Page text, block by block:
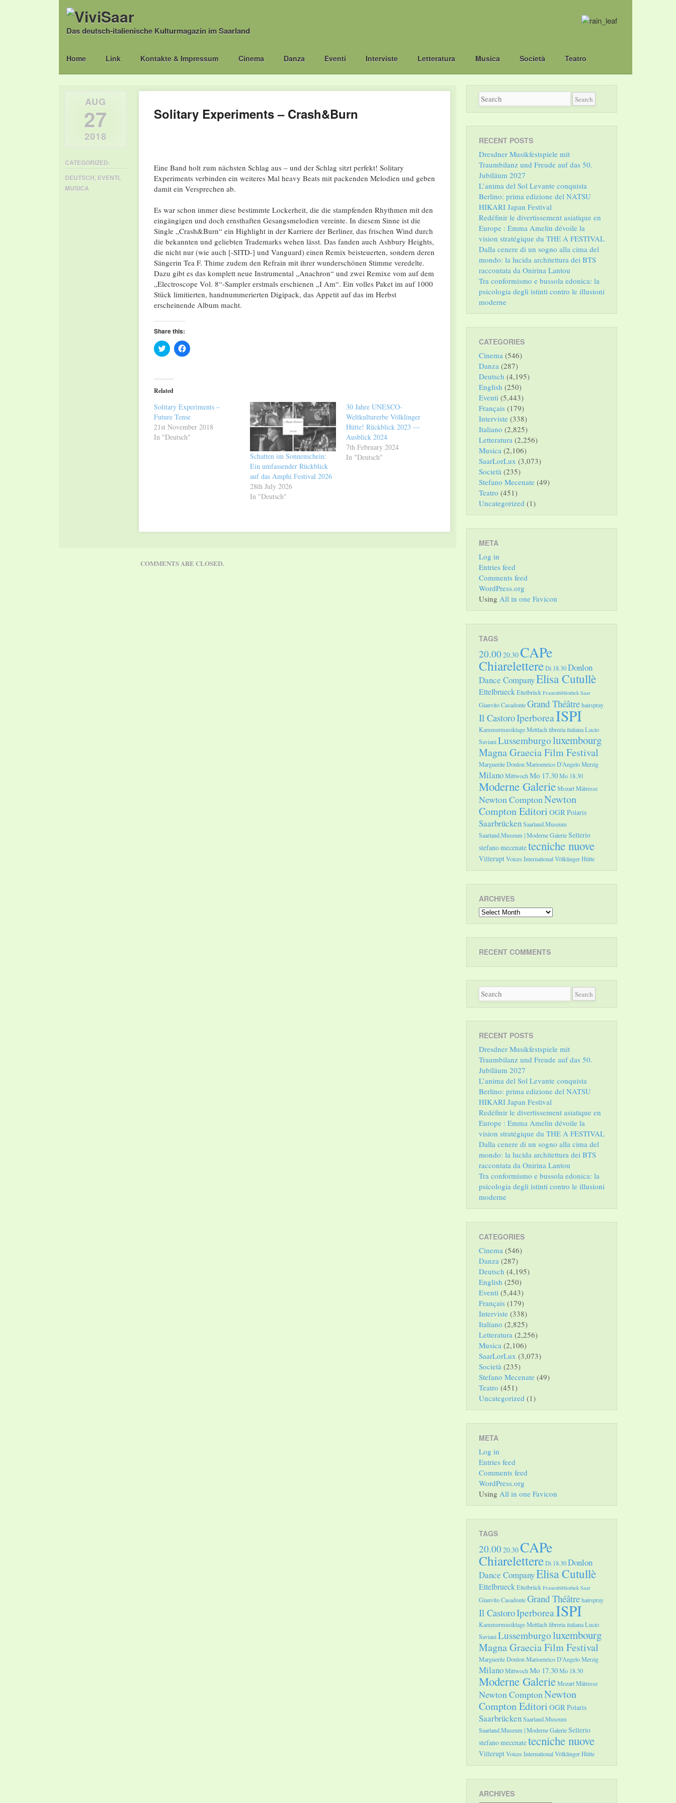
Das deutsch-italienische Kulturmagazin im Saarland
Main menu
Skip
Home Link Kontakte & Impressum Cinema Danza Eventi Interviste Letteratura Musica Società Teatro
Solitary Experiments – Crash&Burn
Eine Band holt zum nächsten Schlag aus – und der Schlag sitzt perfekt! Solitary
Experiments verbinden ein weiteres Mal heavy Beats mit packenden Melodien und geben
damit ein Versprechen ab.
Es war schon immer diese bestimmte Lockerheit, die die stampfenden Rhythmen mit den
eingängigen und doch ernsthaften Gesangsmelodien vereinte. In diesem Sinne ist die
Single „Crash&Burn“ ein Highlight in der Karriere der Berliner, das frischen Wind durch
die bekannten und geliebten Trademarks wehen lässt. Das fanden auch Ashbury Heights,
die nicht nur (wie auch [-SITD-] und Vanguard) einen Remix beisteuerten, sondern deren
Sängerin Tea F. Thime zudem den Refrain mit ihrer wunderschönen Stimme veredelte.
Dazu gibt es das komplett neue Instrumental „Anachron“ und zwei Remixe vom auf dem
„Electroscope Vol. 8“-Sampler erstmals erschienen „I Am“. Ein volles Paket im auf 1000
Stück limitierten, handnummerierten Digipack, das Appetit auf das im Herbst
erscheinende Album macht.
Share this:
Click
to
(Opens
in
new
Click
to
Related
Solitary Experiments –
Future Tense
21st November 2018
In "Deutsch"
Schatten im Sonnenschein:
Ein umfassender Rückblick
auf das Amphi Festival 2026
28th July 2026
In "Deutsch"
30 Jahre UNESCO-
Weltkulturerbe Völklinger
Hütte! Rückblick 2023 —
Ausblick 2024
7th February 2024
In "Deutsch"
AUG
27
2018
CATEGORIZED:
DEUTSCH, EVENTI,
MUSICA
COMMENTS ARE CLOSED.
RECENT POSTS
Dresdner Musikfestspiele mit
Traumbilanz und Freude auf das 50.
Jubiläum 2027
L’anima del Sol Levante conquista
Berlino: prima edizione del NATSU
HIKARI Japan Festival
Redéfinir le divertissement asiatique en
Europe : Emma Amelin dévoile la
vision stratégique du THE A FESTIVAL
Dalla cenere di un sogno alla cima del
mondo: la lucida architettura dei BTS
raccontata da Onirina Lantou
Tra conformismo e bussola edonica: la
psicologia degli istinti contro le illusioni
moderne
CATEGORIES
Cinema (546)
Danza (287)
Deutsch (4,195)
English (250)
Eventi (5,443)
Français (179)
Interviste (338)
Italiano (2,825)
Letteratura (2,256)
Musica (2,106)
SaarLorLux (3,073)
Società (235)
Stefano Mecenate (49)
Teatro (451)
Uncategorized (1)
META
Log in
Entries feed
Comments feed
WordPress.org
Using All in one Favicon
TAGS
20.00 20.30CAPe
ChiarelettereDi 18.30Donlon
Dance CompanyElisa Cutullè
EttelbrueckEttelbrück Frauenbibliothek Saar
Gianvito CasadonteGrand Théâtrehairspray
Il CastoroIperboreaISPI
Kammermusiktage Mettlachlibreria italianaLucio
SavianiLussemburgoluxembourg
Magna Graecia Film Festival
Marguerite DonlonMarioenrico D'AngeloMerzig
MilanoMittwochMo 17.30Mo 18.30
Moderne GalerieMozartMätresse
Newton ComptonNewton
Compton Editori OGRPolaris
SaarbrückenSaarland.Museum
Saarland.Museum | Moderne GalerieSellerio
stefano mecenatetecniche nuove
VilleruptVoices InternationalVölklinger Hütte
ARCHIVES
Archives
RECENT COMMENTS
RECENT POSTS
Dresdner Musikfestspiele mit
Traumbilanz und Freude auf das 50.
Jubiläum 2027
L’anima del Sol Levante conquista
Berlino: prima edizione del NATSU
HIKARI Japan Festival
Redéfinir le divertissement asiatique en
Europe : Emma Amelin dévoile la
vision stratégique du THE A FESTIVAL
Dalla cenere di un sogno alla cima del
mondo: la lucida architettura dei BTS
raccontata da Onirina Lantou
Tra conformismo e bussola edonica: la
psicologia degli istinti contro le illusioni
moderne
CATEGORIES
Cinema (546)
Danza (287)
Deutsch (4,195)
English (250)
Eventi (5,443)
Français (179)
Interviste (338)
Italiano (2,825)
Letteratura (2,256)
Musica (2,106)
SaarLorLux (3,073)
Società (235)
Stefano Mecenate (49)
Teatro (451)
Uncategorized (1)
META
Log in
Entries feed
Comments feed
WordPress.org
Using All in one Favicon
TAGS
20.00 20.30CAPe
ChiarelettereDi 18.30Donlon
Dance CompanyElisa Cutullè
EttelbrueckEttelbrück Frauenbibliothek Saar
Gianvito CasadonteGrand Théâtrehairspray
Il CastoroIperboreaISPI
Kammermusiktage Mettlachlibreria italianaLucio
SavianiLussemburgoluxembourg
Magna Graecia Film Festival
Marguerite DonlonMarioenrico D'AngeloMerzig
MilanoMittwochMo 17.30Mo 18.30
Moderne GalerieMozartMätresse
Newton ComptonNewton
Compton Editori OGRPolaris
SaarbrückenSaarland.Museum
Saarland.Museum | Moderne GalerieSellerio
stefano mecenatetecniche nuove
VilleruptVoices InternationalVölklinger Hütte
ARCHIVES